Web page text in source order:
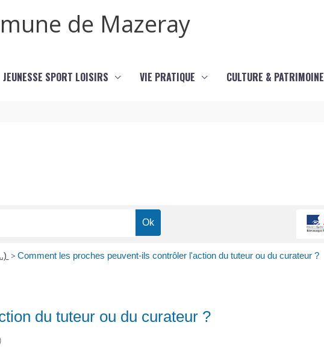
de Mazeray
JEUNESSE SPORT LOISIRS VIE PRATIQUE CULTURE & PATRIMOINE
> Comment les proches peuvent-ils contrôler l'action du tuteur ou du curateur ?
du tuteur ou du curateur ?